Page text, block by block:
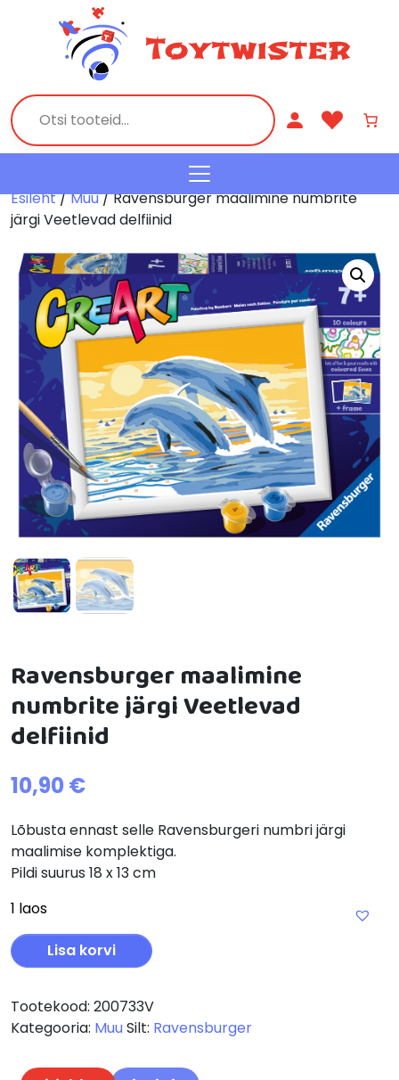
Esileht/Muu/ Ravensburger maalimine numbrite
järgi Veetlevad delfiinid
Ravensburger maalimine
numbrite järgi Veetlevad
delfiinid
10,90 €
Lõbusta ennast selle Ravensburgeri numbri järgi
maalimise komplektiga.
Pildi suurus 18 x 13 cm
1 laos
Ravensburger maalimine numbrite järgi Veetlevad
Lisa korvi
Tootekood: 200733V
Kategooria: MuuSilt: Ravensburger